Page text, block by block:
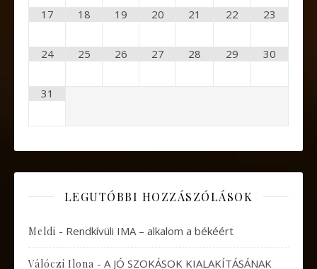
17 18 19 20 21 22 23
24 25 26 27 28 29 30
31
LEGUTÓBBI HOZZÁSZÓLÁSOK
Meldi - Rendkívüli IMA – alkalom a békéért
Válóczi Ilona - A JÓ SZOKÁSOK KIALAKÍTÁSÁNAK